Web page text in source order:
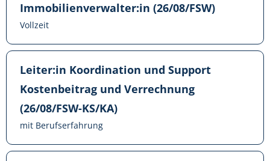
Immobilienverwalter:in (26/08/FSW)
Vollzeit
Leiter:in Koordination und Support
Kostenbeitrag und Verrechnung
(26/08/FSW-KS/KA)
mit Berufserfahrung